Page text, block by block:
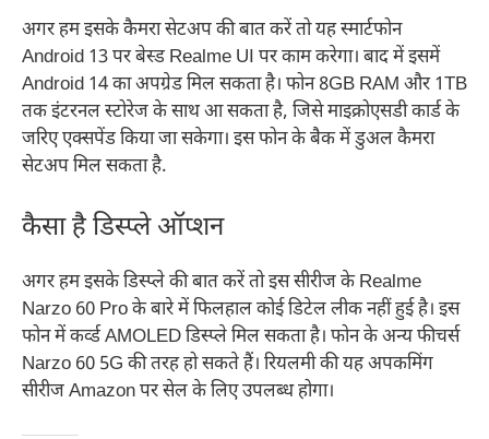
अगर हम इसके कैमरा सेटअप की बात करें तो यह स्मार्टफोन
Android 13 पर बेस्ड Realme UI पर काम करेगा। बाद में इसमें
Android 14 का अपग्रेड मिल सकता है। फोन 8GB RAM और 1TB
तक इंटरनल स्टोरेज के साथ आ सकता है, जिसे माइक्रोएसडी कार्ड के
जरिए एक्सपेंड किया जा सकेगा। इस फोन के बैक में डुअल कैमरा
सेटअप मिल सकता है.
कैसा है डिस्प्ले ऑप्शन
अगर हम इसके डिस्प्ले की बात करें तो इस सीरीज के Realme
Narzo 60 Pro के बारे में फिलहाल कोई डिटेल लीक नहीं हुई है। इस
फोन में कर्व्ड AMOLED डिस्प्ले मिल सकता है। फोन के अन्य फीचर्स
Narzo 60 5G की तरह हो सकते हैं। रियलमी की यह अपकमिंग
सीरीज Amazon पर सेल के लिए उपलब्ध होगा।